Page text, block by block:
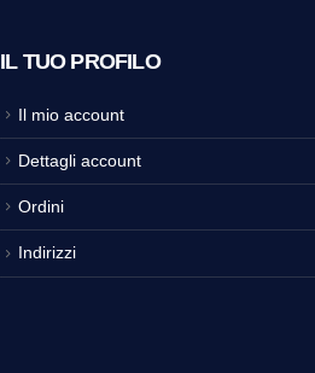
IL TUO PROFILO
Il mio account
Dettagli account
Ordini
Indirizzi